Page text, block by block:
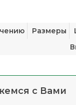
Размеры
с Вами